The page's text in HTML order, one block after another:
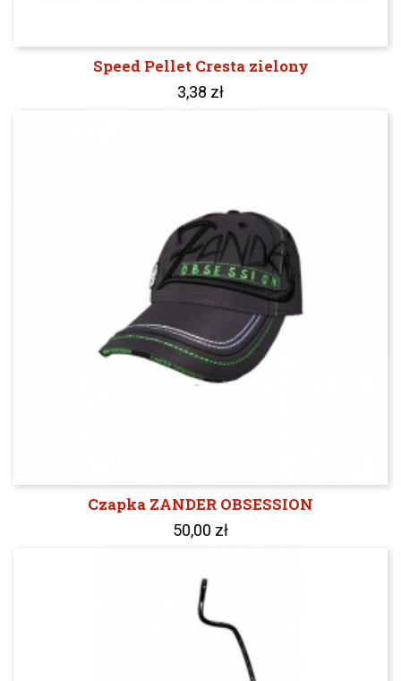
Speed Pellet Cresta zielony
3,38 zł
Czapka ZANDER OBSESSION
50,00 zł